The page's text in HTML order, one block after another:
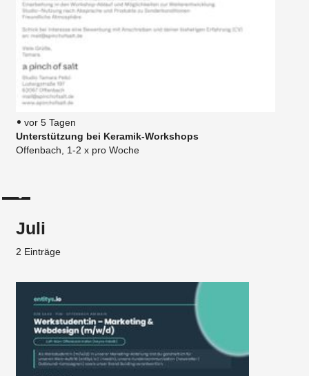
vor 5 Tagen
Unterstützung bei Keramik-Workshops
Offenbach, 1-2 x pro Woche
Juli
2 Einträge